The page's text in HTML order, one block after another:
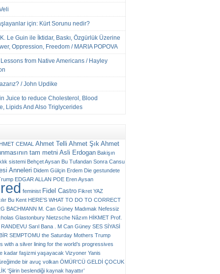
için: Kürt Sorunu nedir?
Le Guin ile İktidar, Baskı, Özgürlük Üzerine
Oppression, Freedom / MARIA POPOVA
from Native Americans / Hayley
/ John Updike
Juice to reduce Cholesterol, Blood
Lipids And Also Triglycerides
CEMAL Ahmet Telli Ahmet Şık Ahmet
tam metni Asli Erdogan Bakişın
sistemi Behçet Aysan Bu Tufandan Sonra Cansu
Anneleri Didem Gülçin Erdem Die gestundete
EDGAR ALLAN POE Eren Aysan
feminist Fidel Castro Fikret YAZ
Bu Kent HERE’S WHAT TO DO TO CORRECT
BACHMANN M. Can Güney Madımak Nefessiz
Glastonbury Nietzsche Nâzım HİKMET Prof.
RANDEVU Sarıl Bana . M Can Güney SES SİYASİ
SEMPTOMU the Saturday Mothers Trump
with a silver lining for the world’s progressives
kadar faşizmi yaşayacak Vizyoner Yanis
bir avuç volkan ÖMÜR'CÜ GELDİ ÇOCUK
‘Şiirin beslendiği kaynak hayattır’